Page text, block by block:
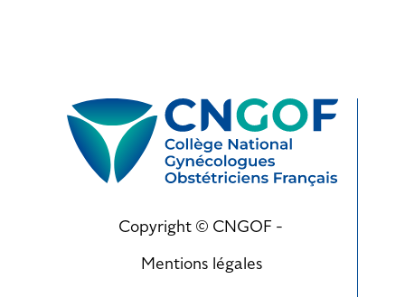
Copyright © CNGOF -
Mentions légales